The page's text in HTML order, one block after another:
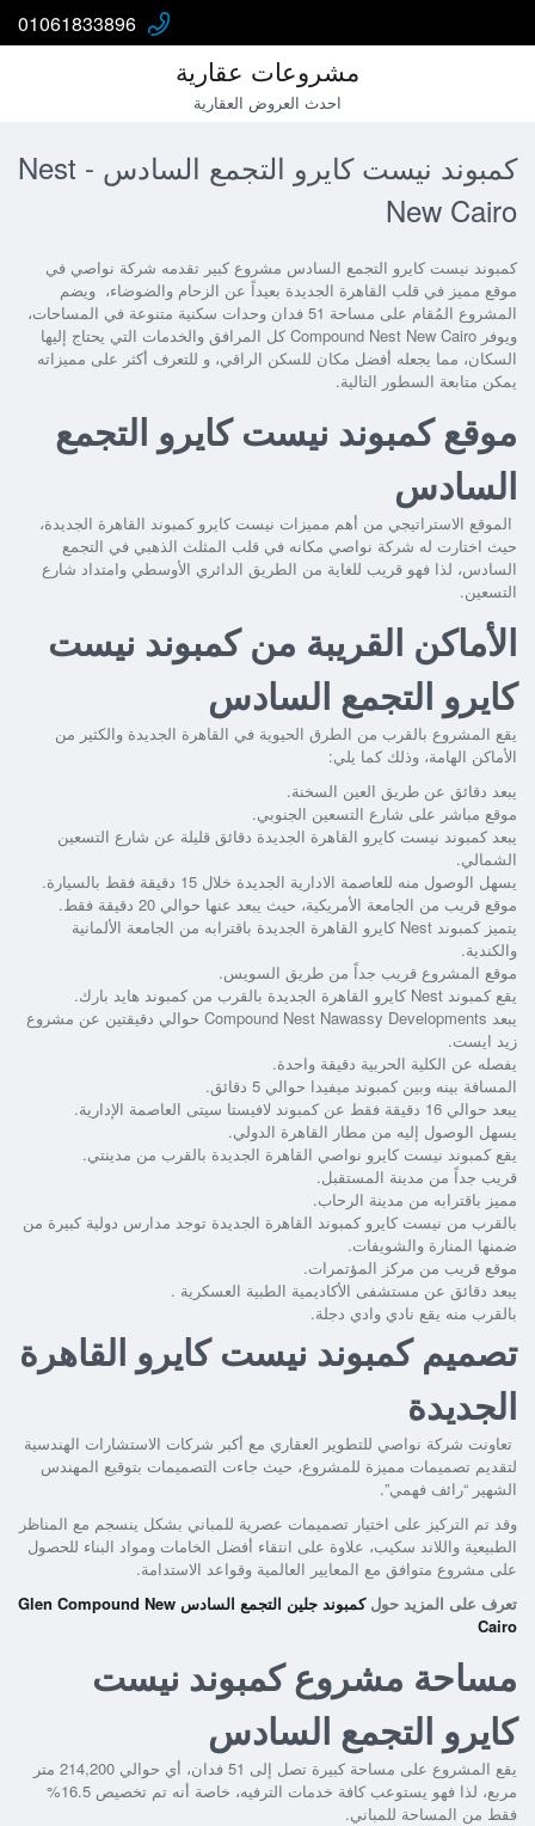
01061833896
مشروعات عقارية
احدث العروض العقارية
كمبوند نيست كايرو التجمع السادس - Nest
New Cairo
كمبوند نيست كايرو التجمع السادس مشروع كبير تقدمه شركة نواصي في
موقع مميز في قلب القاهرة الجديدة بعيداً عن الزحام والضوضاء، ويضم
المشروع المُقام على مساحة 51 فدان وحدات سكنية متنوعة في المساحات،
ويوفر Compound Nest New Cairo كل المرافق والخدمات التي يحتاج إليها
السكان، مما يجعله أفضل مكان للسكن الراقي، و للتعرف أكثر على مميزاته
يمكن متابعة السطور التالية.
موقع كمبوند نيست كايرو التجمع
السادس
الموقع الاستراتيجي من أهم مميزات نيست كايرو كمبوند القاهرة الجديدة،
حيث اختارت له شركة نواصي مكانه في قلب المثلث الذهبي في التجمع
السادس، لذا فهو قريب للغاية من الطريق الدائري الأوسطي وامتداد شارع
التسعين.
الأماكن القريبة من كمبوند نيست
كايرو التجمع السادس
يقع المشروع بالقرب من الطرق الحيوية في القاهرة الجديدة والكثير من
الأماكن الهامة، وذلك كما يلي:
يبعد دقائق عن طريق العين السخنة.
موقع مباشر على شارع التسعين الجنوبي.
يبعد كمبوند نيست كايرو القاهرة الجديدة دقائق قليلة عن شارع التسعين
الشمالي.
يسهل الوصول منه للعاصمة الادارية الجديدة خلال 15 دقيقة فقط بالسيارة.
موقع قريب من الجامعة الأمريكية، حيث يبعد عنها حوالي 20 دقيقة فقط.
يتميز كمبوند Nest كايرو القاهرة الجديدة
باقترابه من الجامعة الألمانية
والكندية.
موقع المشروع قريب جداً من طريق السويس.
يقع كمبوند Nest كايرو القاهرة الجديدة
بالقرب من كمبوند هايد بارك.
يبعد Compound Nest Nawassy Developments حوالي دقيقتين عن مشروع
زيد ايست.
يفصله عن الكلية الحربية دقيقة واحدة.
المسافة بينه وبين كمبوند ميفيدا حوالي 5 دقائق.
يبعد حوالي 16 دقيقة فقط عن كمبوند لافيستا سيتى العاصمة الإدارية.
يسهل الوصول إليه من مطار القاهرة الدولي.
يقع كمبوند نيست كايرو نواصي القاهرة الجديدة بالقرب من مدينتي.
قريب جداً من مدينة المستقبل.
مميز باقترابه من مدينة الرحاب.
بالقرب من نيست كايرو كمبوند القاهرة الجديدة توجد مدارس دولية كبيرة من
ضمنها المنارة والشويفات.
موقع قريب من مركز المؤتمرات.
يبعد دقائق عن مستشفى الأكاديمية الطبية العسكرية .
بالقرب منه يقع نادي وادي دجلة.
تصميم كمبوند نيست كايرو القاهرة
الجديدة
تعاونت شركة نواصي للتطوير العقاري مع أكبر شركات الاستشارات الهندسية
لتقديم تصميمات مميزة للمشروع، حيث جاءت التصميمات بتوقيع المهندس
الشهير “رائف فهمي”.
وقد تم التركيز على اختيار تصميمات عصرية للمباني بشكل ينسجم مع المناظر
الطبيعية واللاند سكيب، علاوة على انتقاء أفضل الخامات ومواد البناء للحصول
على مشروع متوافق مع المعايير العالمية وقواعد الاستدامة.
تعرف على المزيد حول
كمبوند جلين التجمع السادس Glen Compound New
Cairo
مساحة مشروع كمبوند نيست
كايرو التجمع السادس
يقع المشروع على مساحة كبيرة تصل إلى 51 فدان، أي حوالي 214,200 متر
مربع، لذا فهو يستوعب كافة خدمات الترفيه، خاصة أنه تم تخصيص 16.5%
فقط من المساحة للمباني.